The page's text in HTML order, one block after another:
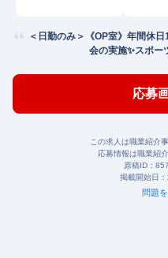
＜日勤のみ＞《OP室》年間休
会の実施✨スポー
応募
この求人は職業紹介
応募情報は職業紹
原稿ID：
掲載開始日：
問題